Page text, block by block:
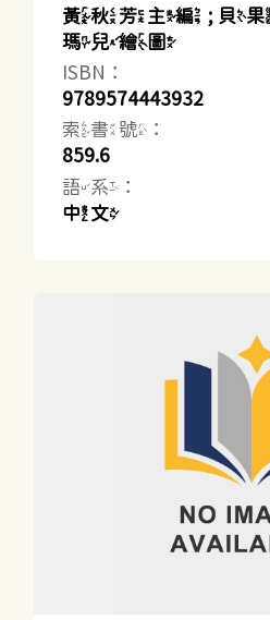
黃秋芳主編 ; 貝
瑪兒繪圖
ISBN：
9789574443932
索書號：
859.6
語系：
中文